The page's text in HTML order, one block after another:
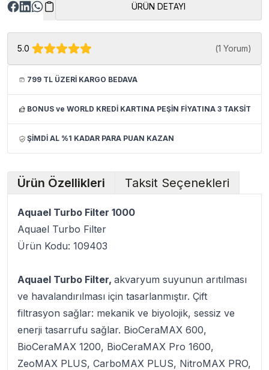
ÜRÜN DETAYI
5.0 (1 Yorum)
799 TL ÜZERİ KARGO BEDAVA
BONUS ve WORLD KREDİ KARTINA PEŞİN FİYATINA 3 TAKSİT
ŞİMDİ AL %1 KADAR PARA PUAN KAZAN
Ürün Özellikleri Taksit Seçenekleri
Aquael Turbo Filter 1000
Aquael Turbo Filter
Ürün Kodu: 109403
Aquael Turbo Filter, akvaryum suyunun arıtılması
ve havalandırılması için tasarlanmıştır. Çift
filtrasyon sağlar: mekanik ve biyolojik, sessiz ve
enerji tasarrufu sağlar. BioCeraMAX 600,
BioCeraMAX 1200, BioCeraMAX Pro 1600,
ZeoMAX PLUS, CarboMAX PLUS, NitroMAX PRO,